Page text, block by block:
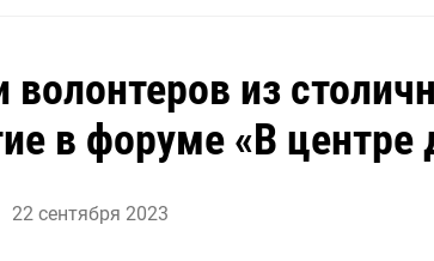
волонтеров из
в форуме «В центре
22 сентября 2023